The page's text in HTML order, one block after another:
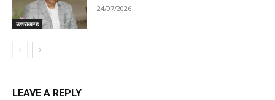
उत्तराखण्ड
24/07/2026
LEAVE A REPLY